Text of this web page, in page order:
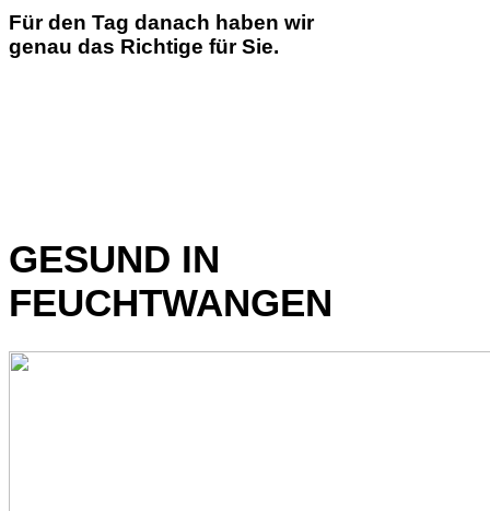
Für den Tag danach haben wir
genau das Richtige für Sie.
GESUND IN
FEUCHTWANGEN